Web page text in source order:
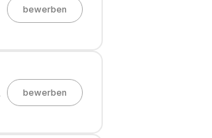
bewerben
bewerben